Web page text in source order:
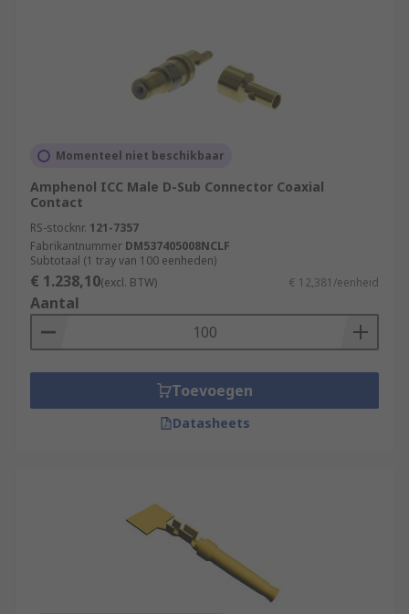
Momenteel niet beschikbaar
Amphenol ICC Male D-Sub Connector Coaxial
Contact
RS-stocknr. 121-7357
Fabrikantnummer DM537405008NCLF
Subtotaal (1 tray van 100 eenheden)
€ 1.238,10(excl. BTW) € 12,381/eenheid
Aantal
Toevoegen
Datasheets